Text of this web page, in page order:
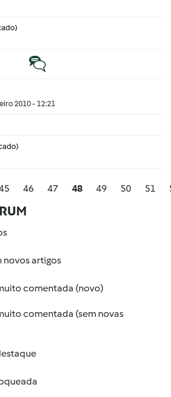
Tópico normal
2010 - 12:21
Página
46 Página
47 Página
48 Página
49 Página
50 51
novos artigos
comentada (novo)
comentada (sem novas